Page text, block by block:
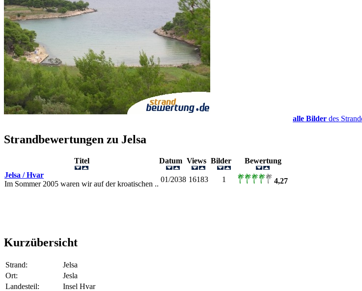
alle Bilder des
Strandbewertungen zu Jelsa
Titel Datum Views Bilder
Bewertung
Jelsa / Hvar
Im Sommer 2005 waren wir auf der kroatischen ..
01/2038 16183 1 4,27
Kurzübersicht
Strand:
Jelsa
Ort:
Jesla
Landesteil:
Insel Hvar